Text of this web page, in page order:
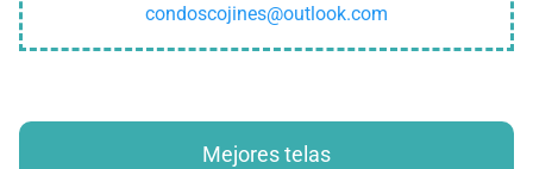
condoscojines@outlook.com
Mejores telas